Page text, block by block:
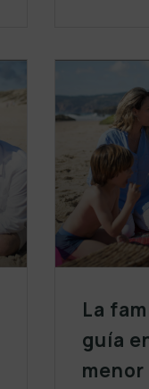
La
guía
menor